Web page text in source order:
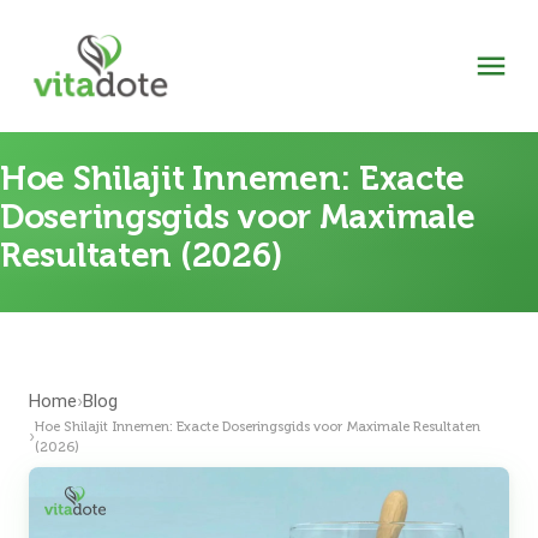
Hoe Shilajit Innemen: Exacte
Doseringsgids voor Maximale
Resultaten (2026)
Home›Blog
›Hoe Shilajit Innemen: Exacte Doseringsgids voor Maximale Resultaten
(2026)